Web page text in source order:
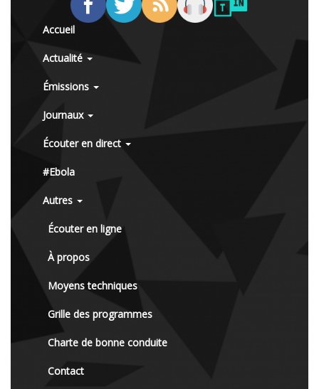
Accueil
Actualité
Émissions
Journaux
Écouter en direct
#Ebola
Autres
Écouter en ligne
À propos
Moyens techniques
Grille des programmes
Charte de bonne conduite
Contact